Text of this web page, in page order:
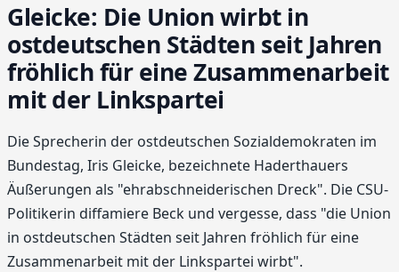
Gleicke: Die Union wirbt in
ostdeutschen Städten seit Jahren
fröhlich für eine Zusammenarbeit
mit der Linkspartei
Die Sprecherin der ostdeutschen Sozialdemokraten im
Bundestag, Iris Gleicke, bezeichnete Haderthauers
Äußerungen als "ehrabschneiderischen Dreck". Die CSU-
Politikerin diffamiere Beck und vergesse, dass "die Union
in ostdeutschen Städten seit Jahren fröhlich für eine
Zusammenarbeit mit der Linkspartei wirbt".